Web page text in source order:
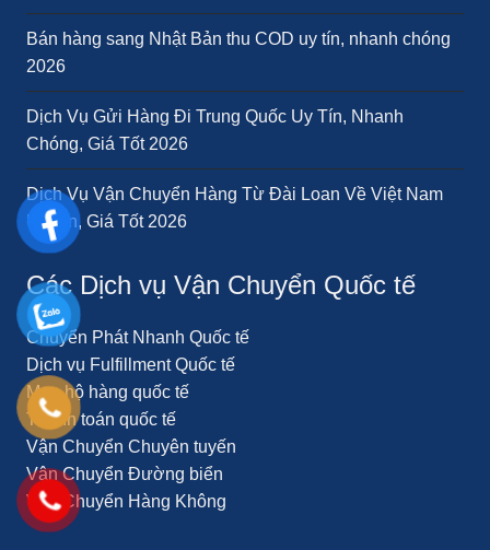
Bán hàng sang Nhật Bản thu COD uy tín, nhanh chóng
2026
Dịch Vụ Gửi Hàng Đi Trung Quốc Uy Tín, Nhanh
Chóng, Giá Tốt 2026
Dịch Vụ Vận Chuyển Hàng Từ Đài Loan Về Việt Nam
Uy Tín, Giá Tốt 2026
Các Dịch vụ Vận Chuyển Quốc tế
Chuyển Phát Nhanh Quốc tế
Dịch vụ Fulfillment Quốc tế
Mua hộ hàng quốc tế
Thanh toán quốc tế
Vận Chuyển Chuyên tuyến
Vận Chuyển Đường biển
Vận Chuyển Hàng Không